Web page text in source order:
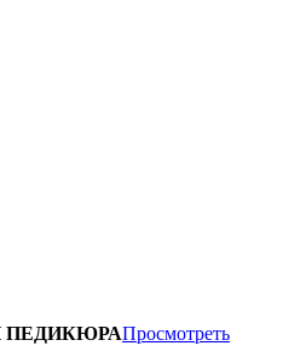
ПЕДИКЮРАПросмотреть